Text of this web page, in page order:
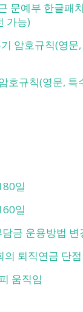
문예부 한글패
가능)
암호규칙(영
호규칙(영문,
일
일
금 운용방법 변
퇴직연금 단점
움직임